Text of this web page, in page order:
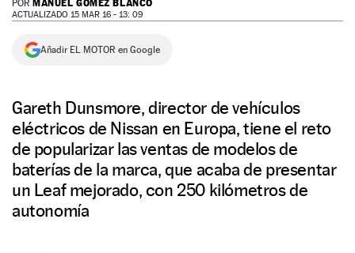
NEWSLETTER
POR MANUEL GÓMEZ BLANCO
ACTUALIZADO 15 MAR 16 - 13: 09
Añadir EL MOTOR en Google
Gareth Dunsmore, director de vehículos
eléctricos de Nissan en Europa, tiene el reto
de popularizar las ventas de modelos de
baterías de la marca, que acaba de presentar
un Leaf mejorado, con 250 kilómetros de
autonomía